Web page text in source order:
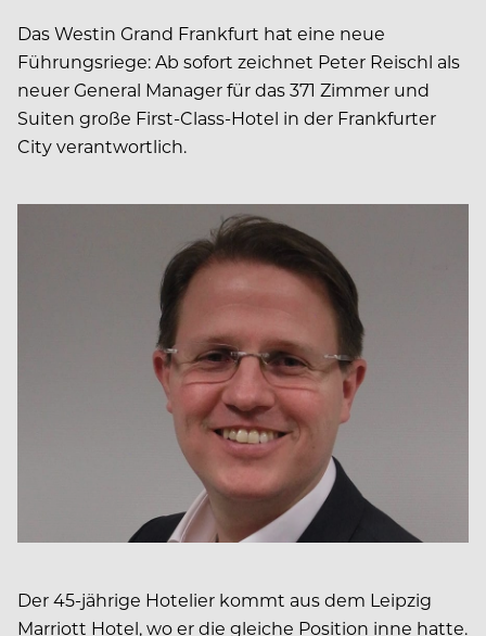
Das Westin Grand Frankfurt hat eine neue
Führungsriege: Ab sofort zeichnet Peter Reischl als
neuer General Manager für das 371 Zimmer und
Suiten große First-Class-Hotel in der Frankfurter
City verantwortlich.
Der 45-jährige Hotelier kommt aus dem Leipzig
Marriott Hotel, wo er die gleiche Position inne hatte.